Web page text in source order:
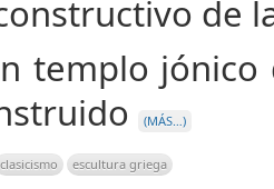
de
templo
(MÁS…)
clasicismo escultura griega